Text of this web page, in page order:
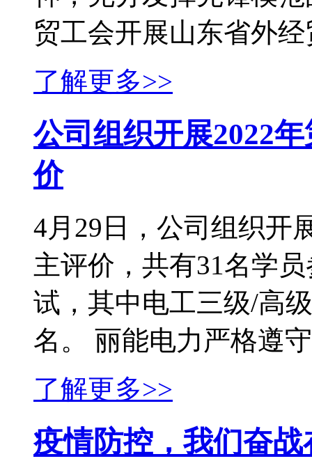
贸工会开展山东省外经
了解更多>>
公司组织开展2022
价
4月29日，公司组织开
主评价，共有31名学
试，其中电工三级/高
名。 丽能电力严格遵
了解更多>>
疫情防控，我们奋战